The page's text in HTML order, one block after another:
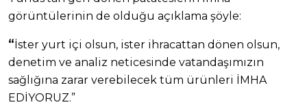
görüntülerinin de olduğu açıklama şöyle:
“İster yurt içi olsun, ister ihracattan dönen olsun,
denetim ve analiz neticesinde vatandaşımızın
sağlığına zarar verebilecek tüm ürünleri İMHA
EDİYORUZ.”